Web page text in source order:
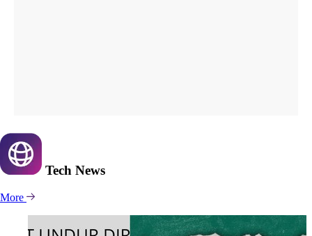
Tech News
More